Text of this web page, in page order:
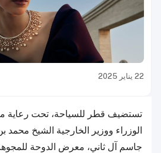
22 يناير 2025
تستضيف قطر للسياحة، تحت رعاية
الوزراء ووزير الخارجية الشيخ محمد
جاسم آل ثاني، معرض الدوحة